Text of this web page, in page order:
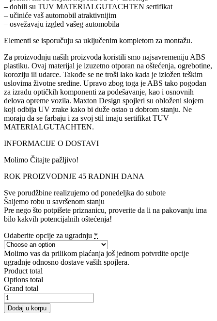
– dobili su TUV MATERIALGUTACHTEN sertifikat
– učiniće vaš automobil atraktivnijim
– osvežavaju izgled vašeg automobila
Elementi se isporučuju sa uključenim kompletom za montažu.
Za proizvodnju naših proizvoda koristili smo najsavremeniju ABS
plastiku. Ovaj materijal je izuzetno otporan na oštećenja, ogrebotine,
koroziju ili udarce. Takođe se ne troši lako kada je izložen teškim
uslovima životne sredine. Upravo zbog toga je ABS tako pogodan
za izradu optičkih komponenti za podešavanje, kao i osnovnih
delova opreme vozila. Maxton Design spojleri su obloženi slojem
koji odbija UV zrake kako bi duže ostao u dobrom stanju. Ne
moraju da se farbaju i za svoj stil imaju sertifikat TUV
MATERIALGUTACHTEN.
INFORMACIJE O DOSTAVI
Molimo Čitajte pažljivo!
ROK PROIZVODNJE 45 RADNIH DANA
Sve porudžbine realizujemo od ponedeljka do subote
Šaljemo robu u savršenom stanju
Pre nego što potpišete priznanicu, proverite da li na pakovanju ima
bilo kakvih potencijalnih oštećenja!
Odaberite opcije za ugradnju *
Molimo vas da prilikom plaćanja još jednom potvrdite opcije
ugradnje odnosno dostave vaših spojlera.
Product total
Options total
Grand total
REAR
SIDE
SPLITTERS
Dodaj u korpu